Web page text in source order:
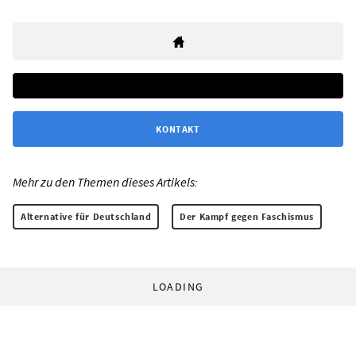
KONTAKT
Mehr zu den Themen dieses Artikels:
Alternative für Deutschland Der Kampf gegen Faschismus
LOADING